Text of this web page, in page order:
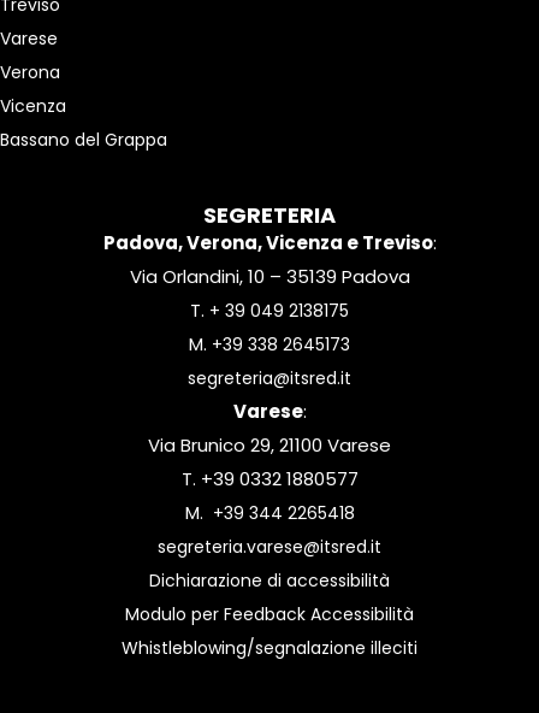
Varese
Verona
Vicenza
Bassano del Grappa
SEGRETERIA
Padova, Verona, Vicenza e Treviso:
Via Orlandini, 10 – 35139 Padova
T. + 39 049 2138175
M. +39 338 2645173
segreteria@itsred.it
Varese:
Via Brunico 29, 21100 Varese
T. +39 0332 1880577
M. +39 344 2265418
segreteria.varese@itsred.it
Dichiarazione di accessibilità
Modulo per Feedback Accessibilità
Whistleblowing/segnalazione illeciti